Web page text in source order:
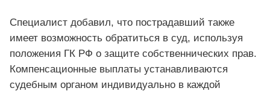
Специалист добавил, что пострадавший также
имеет возможность обратиться в суд, используя
положения ГК РФ о защите собственнических прав.
Компенсационные выплаты устанавливаются
судебным органом индивидуально в каждой